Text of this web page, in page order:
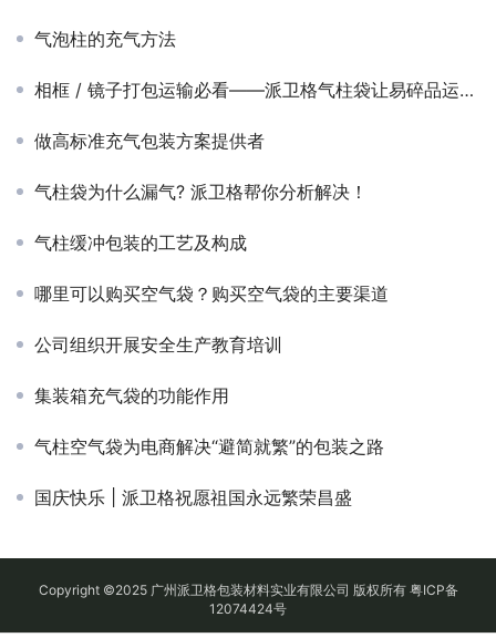
气泡柱的充气方法
相框 / 镜子打包运输必看——派卫格气柱袋让易碎品运输化险为夷！
​做高标准充气包装方案提供者
气柱袋为什么漏气? 派卫格帮你分析解决！
气柱缓冲包装的工艺及构成
哪里可以购买空气袋？购买空气袋的主要渠道
公司组织开展安全生产教育培训
集装箱充气袋的功能作用
气柱空气袋为电商解决“避简就繁”的包装之路
国庆快乐 | 派卫格祝愿祖国永远繁荣昌盛
Copyright ©2025 广州派卫格包装材料实业有限公司 版权所有 粤ICP备
12074424号